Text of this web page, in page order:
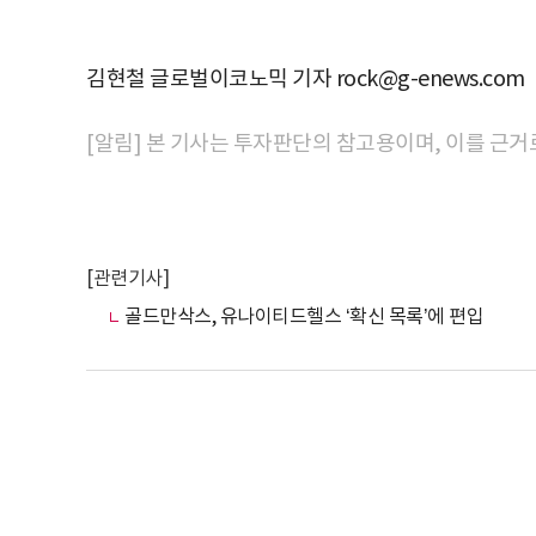
김현철 글로벌이코노믹 기자 rock@g-enews.com
[알림] 본 기사는 투자판단의 참고용이며, 이를 근
[관련기사]
골드만삭스, 유나이티드헬스 ‘확신 목록’에 편입